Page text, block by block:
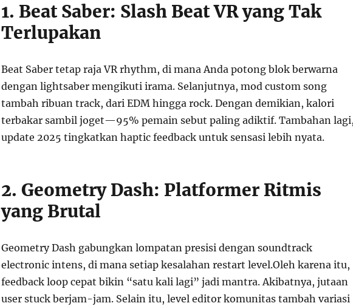
1. Beat Saber: Slash Beat VR yang Tak
Terlupakan
Beat Saber tetap raja VR rhythm, di mana Anda potong blok berwarna
dengan lightsaber mengikuti irama. Selanjutnya, mod custom song
tambah ribuan track, dari EDM hingga rock. Dengan demikian, kalori
terbakar sambil joget—95% pemain sebut paling adiktif. Tambahan
update 2025 tingkatkan haptic feedback untuk sensasi lebih nyata.
2. Geometry Dash: Platformer Ritmis
yang Brutal
Geometry Dash gabungkan lompatan presisi dengan soundtrack
electronic intens, di mana setiap kesalahan restart level.Oleh karena itu,
feedback loop cepat bikin “satu kali lagi” jadi mantra. Akibatnya, jutaan
user stuck berjam-jam. Selain itu, level editor komunitas tambah variasi